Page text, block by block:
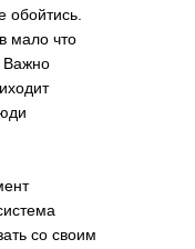
обойтись.
мало что
Важно
со своим